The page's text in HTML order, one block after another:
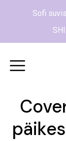
Sofi